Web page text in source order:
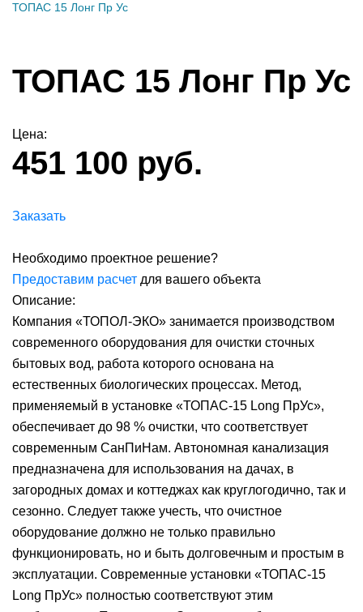
ТОПАС 15 Лонг Пр Ус
ТОПАС 15 Лонг Пр Ус
Цена:
451 100 руб.
Заказать
Необходимо проектное решение?
Предоставим расчет для вашего объекта
Описание:
Компания «ТОПОЛ-ЭКО» занимается производством
современного оборудования для очистки сточных
бытовых вод, работа которого основана на
естественных биологических процессах. Метод,
применяемый в установке «ТОПАС-15 Long ПрУс»,
обеспечивает до 98 % очистки, что соответствует
современным СанПиНам. Автономная канализация
предназначена для использования на дачах, в
загородных домах и коттеджах как круглогодично, так и
сезонно. Следует также учесть, что очистное
оборудование должно не только правильно
функционировать, но и быть долговечным и простым в
эксплуатации. Современные установки «ТОПАС-15
Long ПрУс» полностью соответствуют этим